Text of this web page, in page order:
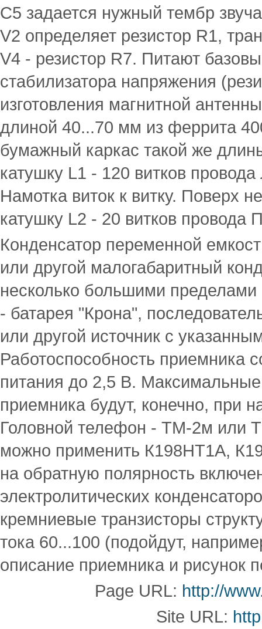
С5 задается нужный тембр
V2 определяет резистор R1,
V4 - резистор R7. Питают
стабилизатора напряжения
изготовления магнитной
длиной 40...70 мм из феррита
бумажный каркас такой же
катушку L1 - 120 витков
Намотка виток к витку. Поверх
катушку L2 - 20 витков
Конденсатор переменной
или другой малогабаритный
несколько большими
- батарея "Крона",
или другой источник с
Работоспособность приемника
питания до 2,5 В. Максимальные
приемника будут, конечно, при
Головной телефон - ТМ-2м или
можно применить К198НТ1А,
на обратную полярность
электролитических
кремниевые транзисторы
тока 60...100 (подойдут,
описание приемника и рисунок
Page URL: http://
Site URL: